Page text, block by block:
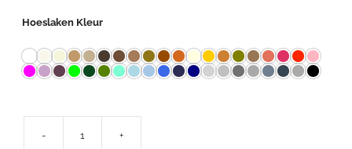
Hoeslaken Kleur
- +